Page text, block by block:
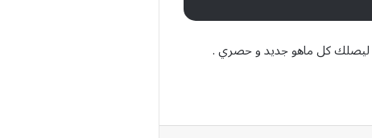
ليصلك كل ماهو جديد و حصري .